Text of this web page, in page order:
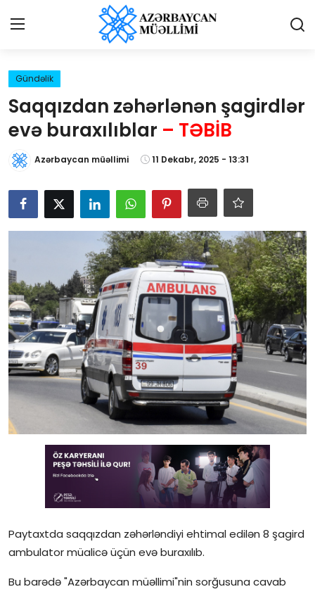
Giriş
Qəzetə elan ver
Reklam və elan
Bütün xəbərlər
Gündəlik
Rəsmi
Təhsil
Müsahibə
Elm və innovasiya
Pedaqogika
Regionlar
Gündəlik
Saqqızdan zəhərlənən şagirdlər
evə buraxılıblar – TƏBİB
Azərbaycan müəllimi 11 Dekabr, 2025 - 13:31
Paytaxtda saqqızdan zəhərləndiyi ehtimal edilən 8 şagird
ambulator müalicə üçün evə buraxılıb.
Bu barədə "Azərbaycan müəllimi"nin sorğusuna cavab